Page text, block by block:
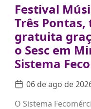
Festival
Três
gratuita
o Sesc em
Sistema
06 de ago de
O Sistema